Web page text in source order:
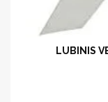
LUBINIS